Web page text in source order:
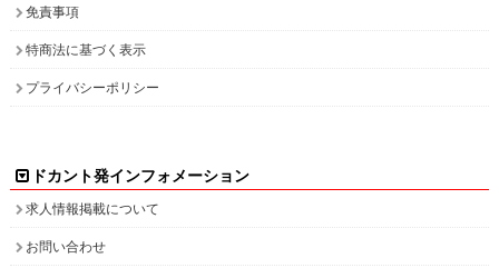
免責事項
特商法に基づく表示
プライバシーポリシー
ドカント発インフォメーション
求人情報掲載について
お問い合わせ